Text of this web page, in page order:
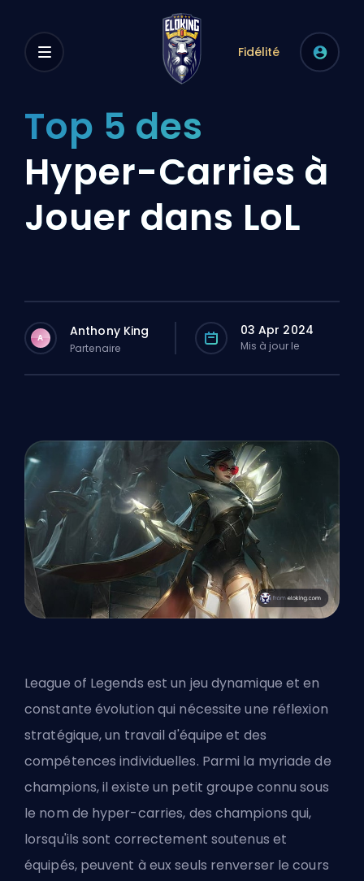
Fidélité
Top 5 des
Hyper-Carries à
Jouer dans LoL
A Anthony King
Partenaire
03 Apr 2024
Mis à jour le
League of Legends est un jeu dynamique et en
constante évolution qui nécessite une réflexion
stratégique, un travail d'équipe et des
compétences individuelles. Parmi la myriade de
champions, il existe un petit groupe connu sous
le nom de hyper-carries, des champions qui,
lorsqu'ils sont correctement soutenus et
équipés, peuvent à eux seuls renverser le cours